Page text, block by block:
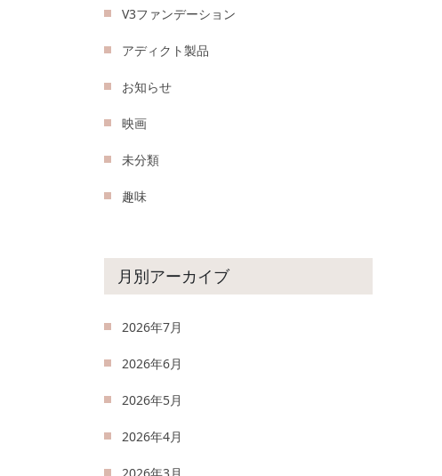
V3ファンデーション
アディクト製品
お知らせ
映画
未分類
趣味
月別アーカイブ
2026年7月
2026年6月
2026年5月
2026年4月